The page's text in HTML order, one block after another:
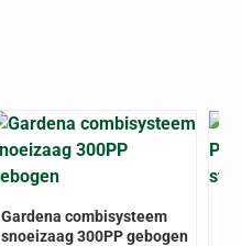
Gardena combisysteem
snoeizaag 300PP gebogen